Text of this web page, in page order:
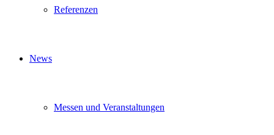
Referenzen
News
Messen und Veranstaltungen